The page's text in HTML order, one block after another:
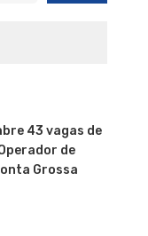
43 vagas de
de
Grossa